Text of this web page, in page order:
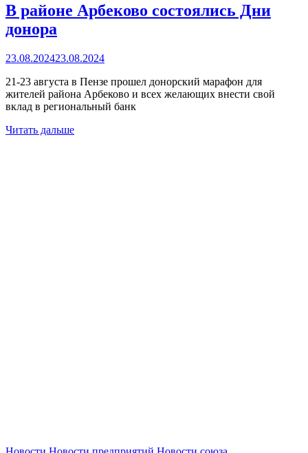
В районе Арбеково состоялись Дни
донора
23.08.202423.08.2024
21-23 августа в Пензе прошел донорский марафон для
жителей района Арбеково и всех желающих внести свой
вклад в региональный банк
Читать дальше